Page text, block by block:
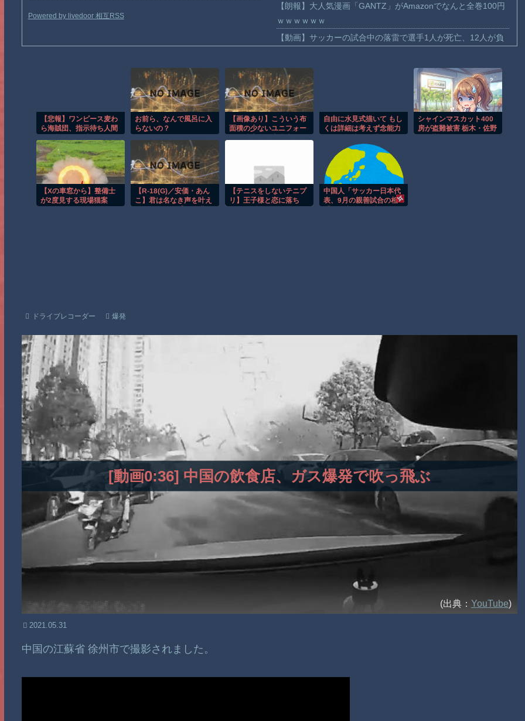
Powered by livedoor 相互RSS
【朗報】大人気漫画「GANTZ」がAmazonでなんと全巻100円
ｗｗｗｗｗｗ
【動画】サッカーの試合中の落雷で選手1人が死亡、12人が負
まだ墓石があるだけマシと見るべきか。今はもう合葬墓ばかり
【動画】新型のさすまた、限界突破ｗｗｗｗｗｗ
【謎】広島県が頑なに「はだしのゲンコラボ喫茶」をやらない
理由
ヒロインが死ぬアニメって四月は君の嘘くらいしかないような
Powered by livedoor 相互RSS
【悲報】ワンピース麦わ
ら海賊団、指示待ち人間
う…
お前ら、なんで風呂に入
らないの？
【画像あり】こういう布
面積の少ないユニフォー
自由に水見式描いて もし
くは詳細は考えず念能力
シャインマスカット400
房が盗難被害 栃木・佐野
【Xの車窓から】整備士
が2度見する現場猫案
【R-18(G)／安価・あん
こ】君は名なき声を叶え
【テニスをしないテニプ
リ】王子様と恋に落ち
中国人「サッカー日本代
表、9月の親善試合の相
ドライブレコーダー 爆発
[動画0:36] 中国の飲食店、ガス爆発で吹っ飛ぶ
(出典： YouTube)
2021.05.31
中国の江蘇省 徐州市で撮影されました。